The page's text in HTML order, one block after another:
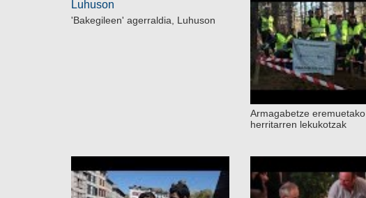
'Bakegileen' agerraldia, Luhuson
Armagabetze eremuetako
herritarren lekukotzak